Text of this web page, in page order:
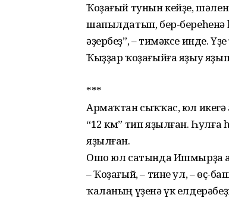
Ҡоҙағый тунын кейҙе,
шапылдатып, бер-береһенә
әҙербеҙ”, – тимәксе инде.
Ҡыҙҙар ҡоҙағыйға яҙыу
***
Армаҡтан сыҡҡас, юл икегә
“12 км” тип яҙылған.
яҙылған.
Ошо юл сатында Ишмырҙа
– Ҡоҙағый, – тине ул, – өҫ-
ҡаланың үҙенә үк